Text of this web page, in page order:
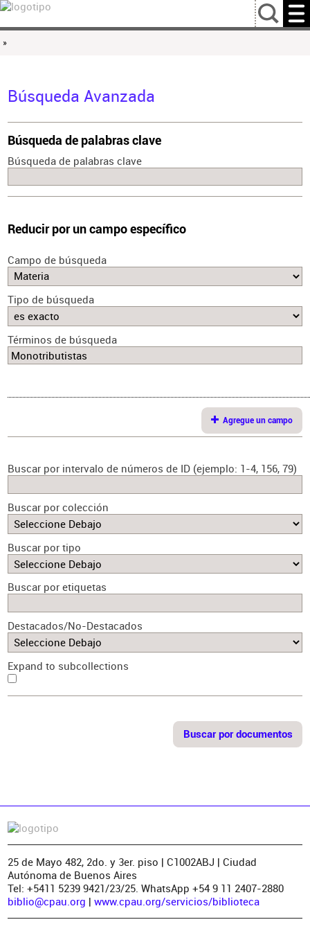
…
»
Búsqueda Avanzada
Búsqueda de palabras clave
Búsqueda de palabras clave
Reducir por un campo específico
Campo de búsqueda
Tipo de búsqueda
Términos de búsqueda
Agregue un campo
Buscar por intervalo de números de ID (ejemplo: 1-4, 156, 79)
Buscar por colección
Buscar por tipo
Buscar por etiquetas
Destacados/No-Destacados
Expand to subcollections
25 de Mayo 482, 2do. y 3er. piso | C1002ABJ | Ciudad
Autónoma de Buenos Aires
Tel: +5411 5239 9421/23/25. WhatsApp +54 9 11 2407-2880
biblio@cpau.org | www.cpau.org/servicios/biblioteca